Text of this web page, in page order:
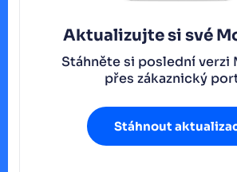
Aktualizujte si své
Stáhněte si poslední verzi
přes zákaznický
Stáhnout